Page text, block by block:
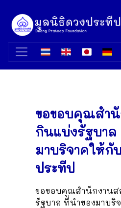
ขอขอบคุณสำ
กินแบ่งรัฐบาล
มาบริจาคให้กั
ประทีป
ขอขอบคุณสำนักงานส
รัฐบาล ที่นำของมาบริ